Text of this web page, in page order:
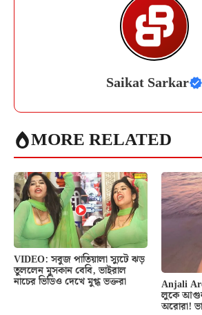
Saikat Sarkar
MORE RELATED
VIDEO: সবুজ পাতিয়ালা স্যুটে ঝড়
তুললেন মুসকান বেবি, ভাইরাল
নাচের ভিডিও দেখে মুগ্ধ ভক্তরা Anjali
লুকে আগুন
অরোরা!